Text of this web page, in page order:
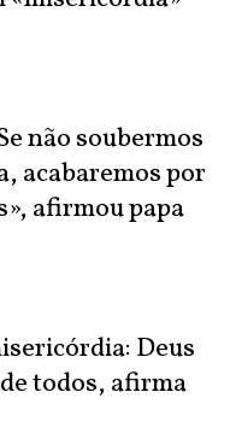
não soubermos
acabaremos por
afirmou papa
Deus
todos, afirma